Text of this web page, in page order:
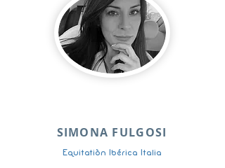
SIMONA FULGOSI
Equitatiòn Ibérica Italia